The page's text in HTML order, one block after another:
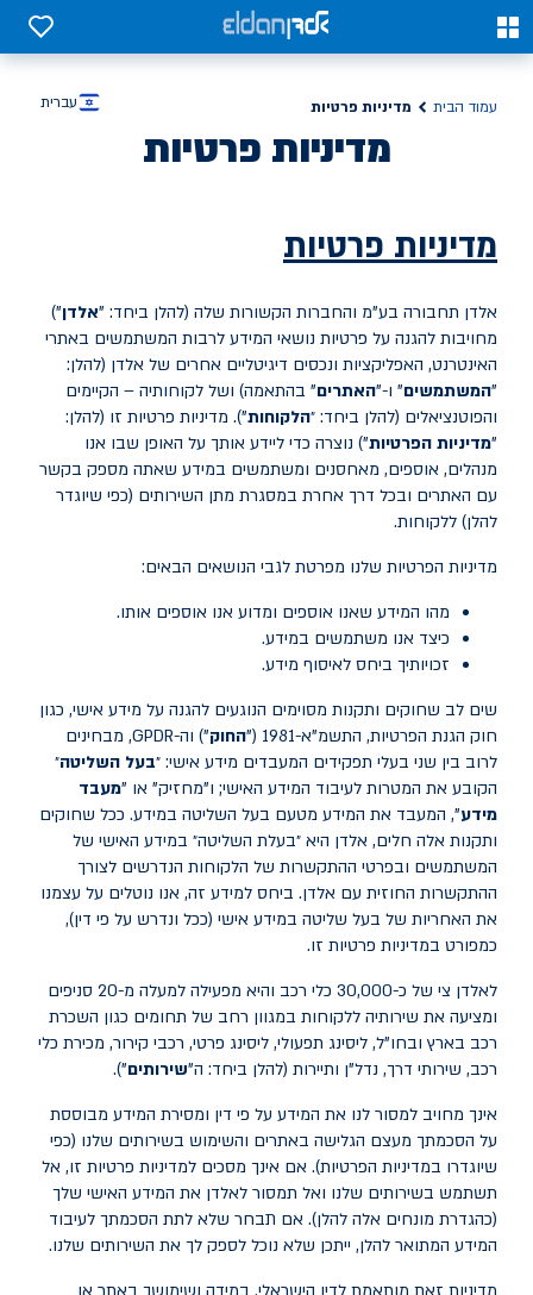
0
0
עמוד הבית מדיניות פרטיות עברית
מדיניות פרטיות
מדיניות פרטיות
אלדן תחבורה בע"מ והחברות הקשורות שלה (להלן ביחד: "אלדן")
מחויבות להגנה על פרטיות נושאי המידע לרבות המשתמשים באתרי
האינטרנט, האפליקציות ונכסים דיגיטליים אחרים של אלדן (להלן:
"המשתמשים" ו-"האתרים" בהתאמה) ושל לקוחותיה – הקיימים
והפוטנציאלים (להלן ביחד: ״הלקוחות"). מדיניות פרטיות זו (להלן:
"מדיניות הפרטיות") נוצרה כדי ליידע אותך על האופן שבו אנו
מנהלים, אוספים, מאחסנים ומשתמשים במידע שאתה מספק בקשר
עם האתרים ובכל דרך אחרת במסגרת מתן השירותים (כפי שיוגדר
להלן) ללקוחות.
מדיניות הפרטיות שלנו מפרטת לגבי הנושאים הבאים:
מהו המידע שאנו אוספים ומדוע אנו אוספים אותו.
כיצד אנו משתמשים במידע.
זכויותיך ביחס לאיסוף מידע.
שים לב שחוקים ותקנות מסוימים הנוגעים להגנה על מידע אישי, כגון
חוק הגנת הפרטיות, התשמ"א-1981 ("
החוק") וה-GPDR, מבחינים
לרוב בין שני בעלי תפקידים המעבדים מידע אישי: ״בעל השליטה״
הקובע את המטרות לעיבוד המידע האישי; ו"מחזיק" או "מעבד
מידע", המעבד את המידע מטעם בעל השליטה במידע. ככל שחוקים
ותקנות אלה חלים, אלדן היא ״בעלת השליטה״ במידע האישי של
המשתמשים ובפרטי ההתקשרות של הלקוחות הנדרשים לצורך
ההתקשרות החוזית עם אלדן. ביחס למידע זה, אנו נוטלים על עצמנו
את האחריות של בעל שליטה במידע אישי (ככל ונדרש על פי דין),
כמפורט במדיניות פרטיות זו.
לאלדן צי של כ-30,000 כלי רכב והיא מפעילה למעלה מ-20 סניפים
ומציעה את שירותיה ללקוחות במגוון רחב של תחומים כגון השכרת
רכב בארץ ובחו"ל, ליסינג תפעולי, ליסינג פרטי, רכבי קירור, מכירת כלי
רכב, שירותי דרך, נדל"ן ותיירות (להלן ביחד: ה"שירותים").
אינך מחויב למסור לנו את המידע על פי דין ומסירת המידע מבוססת
על הסכמתך מעצם הגלישה באתרים והשימוש בשירותים שלנו (כפי
שיוגדרו במדיניות הפרטיות). אם אינך מסכים למדיניות פרטיות זו, אל
תשתמש בשירותים שלנו ואל תמסור לאלדן את המידע האישי שלך
(כהגדרת מונחים אלה להלן). אם תבחר שלא לתת הסכמתך לעיבוד
המידע המתואר להלן, ייתכן שלא נוכל לספק לך את השירותים שלנו.